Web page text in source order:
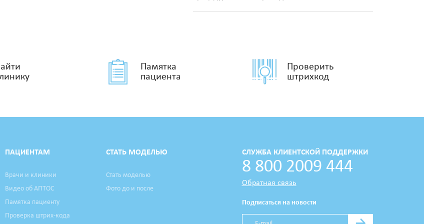
Памятка
пациента
Проверить
штрихкод
ПАЦИЕНТАМ
Врачи и клиники
Видео об АПТОС
Памятка пациенту
Проверка штрих-кода
СТАТЬ МОДЕЛЬЮ
Стать моделью
Фото до и после
СЛУЖБА КЛИЕНТСКОЙ ПОДДЕРЖКИ
8 800 2009 444
Обратная связь
Подписаться на новости